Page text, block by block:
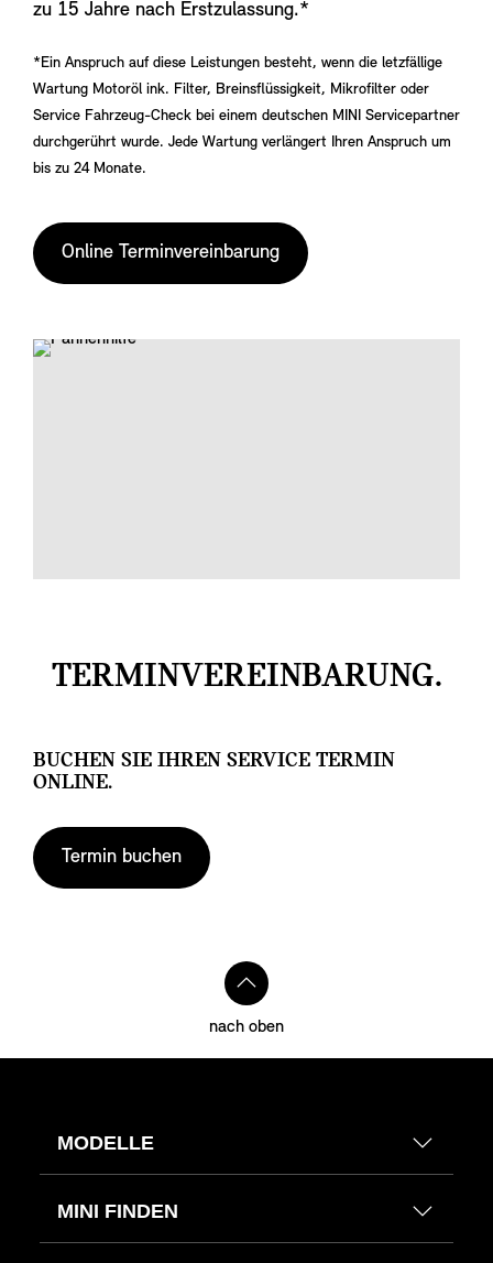
zu 15 Jahre nach Erstzulassung.*
*Ein Anspruch auf diese Leistungen besteht, wenn die letzfällige
Wartung Motoröl ink. Filter, Breinsflüssigkeit, Mikrofilter oder
Service Fahrzeug-Check bei einem deutschen MINI Servicepartner
durchgerührt wurde. Jede Wartung verlängert Ihren Anspruch um
bis zu 24 Monate.
Online Terminvereinbarung
TERMINVEREINBARUNG.
BUCHEN SIE IHREN SERVICE TERMIN
ONLINE.
Termin buchen
nach oben
MODELLE
MINI FINDEN